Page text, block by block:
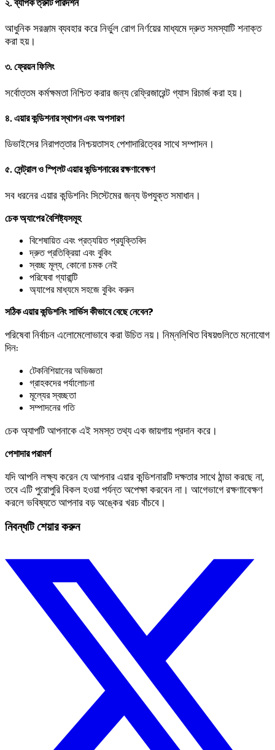
২. ব্যাপক ত্রুটি পরিদর্শন
আধুনিক সরঞ্জাম ব্যবহার করে নির্ভুল রোগ নির্ণয়ের মাধ্যমে দ্রুত সমস্যাটি শনাক্ত
করা হয়।
৩. ফ্রেয়ন ফিলিং
সর্বোত্তম কর্মক্ষমতা নিশ্চিত করার জন্য রেফ্রিজারেন্ট গ্যাস রিচার্জ করা হয়।
৪. এয়ার কন্ডিশনার স্থাপন এবং অপসারণ
ডিভাইসের নিরাপত্তার নিশ্চয়তাসহ পেশাদারিত্বের সাথে সম্পাদন।
৫. সেন্ট্রাল ও স্প্লিট এয়ার কন্ডিশনারের রক্ষণাবেক্ষণ
সব ধরনের এয়ার কন্ডিশনিং সিস্টেমের জন্য উপযুক্ত সমাধান।
চেক অ্যাপের বৈশিষ্ট্যসমূহ
বিশেষায়িত এবং প্রত্যয়িত প্রযুক্তিবিদ
দ্রুত প্রতিক্রিয়া এবং বুকিং
স্বচ্ছ মূল্য, কোনো চমক নেই
পরিষেবা গ্যারান্টি
অ্যাপের মাধ্যমে সহজে বুকিং করুন
সঠিক এয়ার কন্ডিশনিং সার্ভিস কীভাবে বেছে নেবেন?
পরিষেবা নির্বাচন এলোমেলোভাবে করা উচিত নয়। নিম্নলিখিত বিষয়গুলিতে মনোযোগ
দিন:
টেকনিশিয়ানের অভিজ্ঞতা
গ্রাহকদের পর্যালোচনা
মূল্যের স্বচ্ছতা
সম্পাদনের গতি
চেক অ্যাপটি আপনাকে এই সমস্ত তথ্য এক জায়গায় প্রদান করে।
পেশাদার পরামর্শ
যদি আপনি লক্ষ্য করেন যে আপনার এয়ার কন্ডিশনারটি দক্ষতার সাথে ঠান্ডা করছে না,
তবে এটি পুরোপুরি বিকল হওয়া পর্যন্ত অপেক্ষা করবেন না। আগেভাগে রক্ষণাবেক্ষণ
করলে ভবিষ্যতে আপনার বড় অঙ্কের খরচ বাঁচবে।
নিবন্ধটি শেয়ার করুন